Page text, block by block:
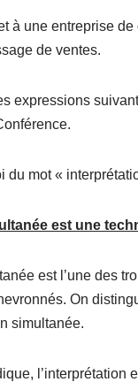
à une entreprise
de ventes. 
expressions
du mot «
est une
est l’une des
On
simultanée.